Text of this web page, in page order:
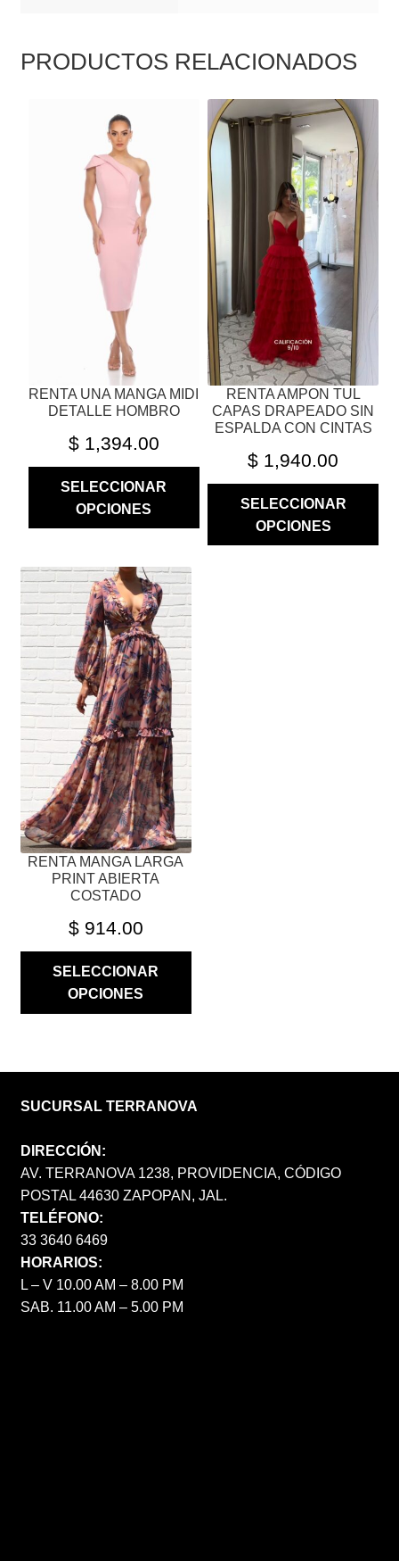
PRODUCTOS RELACIONADOS
RENTA UNA MANGA MIDI
DETALLE HOMBRO
$1,394.00
SELECCIONAR
OPCIONES
PRODUCTO
MÚLTIPLES
VARIANTES.
OPCIONES
DE
RENTA AMPON TUL
CAPAS DRAPEADO SIN
ESPALDA CON CINTAS
$ 1,940.00
SELECCIONAR
OPCIONES
ESTE
PRODUCTO
TIENE
MÚLTIPLES
VARIANTES.
LAS
OPCIONES
SE
PUEDEN
ELEGIR
EN
LA
PÁGINA
PRODUCTO
RENTA MANGA LARGA
PRINT ABIERTA
COSTADO
$914.00
SELECCIONAR
OPCIONES
ESTE
PRODUCTO
TIENE
MÚLTIPLES
VARIANTES.
LAS
OPCIONES
SE
PUEDEN
ELEGIR
EN
LA
PÁGINA
DE
PRODUCTO
SUCURSAL TERRANOVA
DIRECCIÓN:
AV. TERRANOVA 1238, PROVIDENCIA, CÓDIGO
POSTAL 44630 ZAPOPAN, JAL.
TELÉFONO:
33 3640 6469
HORARIOS:
L – V 10.00 AM – 8.00 PM
SAB. 11.00 AM – 5.00 PM